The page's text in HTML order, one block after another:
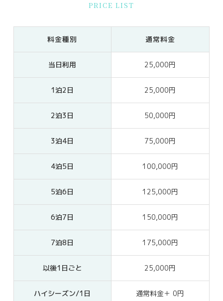
PRICE LIST
料金種別 通常料金
当日利用 25,000円
1泊2日 25,000円
2泊3日 50,000円
3泊4日 75,000円
4泊5日 100,000円
5泊6日 125,000円
6泊7日 150,000円
7泊8日 175,000円
以後1日ごと 25,000円
ハイシーズン/1日 通常料金＋ 0円